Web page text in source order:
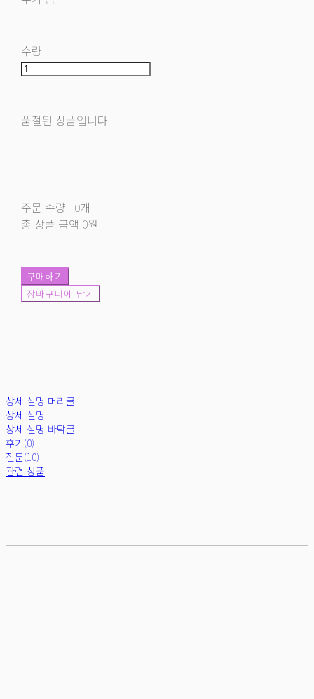
수량
품절된 상품입니다.
주문 수량 0개
총 상품 금액 0원
구매하기
장바구니에 담기
상세 설명 머리글
상세 설명
상세 설명 바닥글
후기(0)
질문(10)
관련 상품